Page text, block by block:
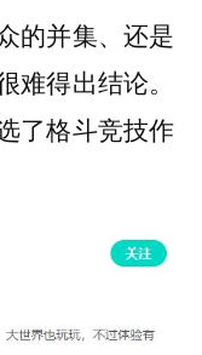
的并集、还是
得出结论。
了格斗竞技作